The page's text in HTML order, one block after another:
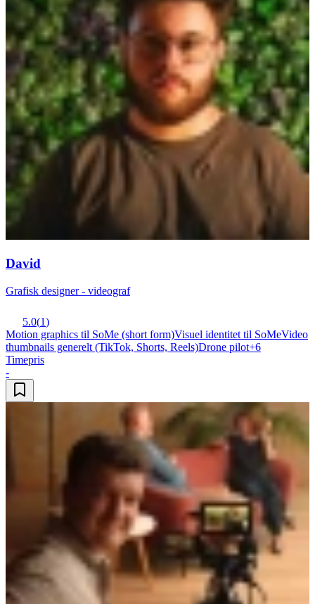
David
Grafisk designer - videograf
5.0(1)
Motion graphics til SoMe (short form)Visuel identitet til SoMeVideo
thumbnails generelt (TikTok, Shorts, Reels)Drone pilot+6
Timepris
-